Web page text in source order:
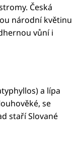
Česká
národní květinu
vůní i
a lípa
se
staří Slované